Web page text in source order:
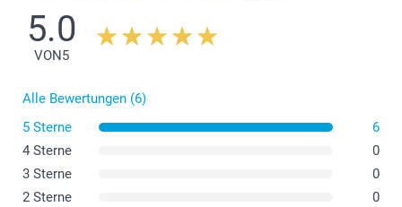
5.0
VON5
Alle Bewertungen (6)
5 Sterne
6
4 Sterne
0
3 Sterne
0
2 Sterne
0